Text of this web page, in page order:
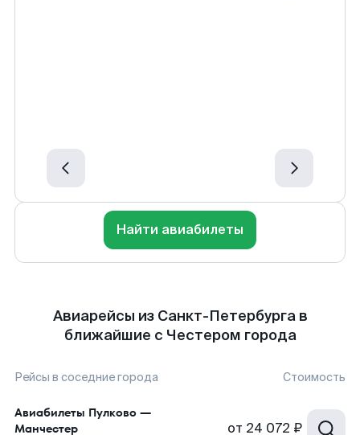
Найти авиабилеты
Авиарейсы из Санкт-Петербурга в
ближайшие с Честером города
Рейсы в соседние города Стоимость
Авиабилеты Пулково —
Манчестер
от 24 072 ₽